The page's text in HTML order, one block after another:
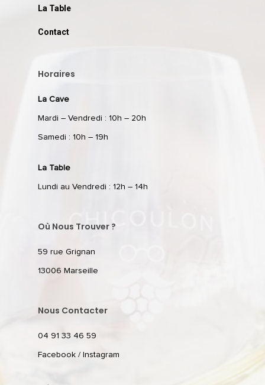
La Table
Contact
Horaires
La Cave
Mardi – Vendredi : 10h – 20h
Samedi : 10h – 19h
La Table
Lundi au Vendredi : 12h – 14h
Où Nous Trouver ?
59 rue Grignan
13006 Marseille
Nous Contacter
04 91 33 46 59
Facebook / Instagram